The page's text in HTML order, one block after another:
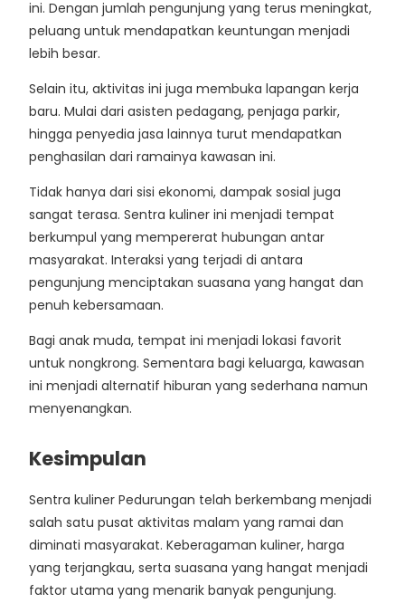
ini. Dengan jumlah pengunjung yang terus meningkat,
peluang untuk mendapatkan keuntungan menjadi
lebih besar.
Selain itu, aktivitas ini juga membuka lapangan kerja
baru. Mulai dari asisten pedagang, penjaga parkir,
hingga penyedia jasa lainnya turut mendapatkan
penghasilan dari ramainya kawasan ini.
Tidak hanya dari sisi ekonomi, dampak sosial juga
sangat terasa. Sentra kuliner ini menjadi tempat
berkumpul yang mempererat hubungan antar
masyarakat. Interaksi yang terjadi di antara
pengunjung menciptakan suasana yang hangat dan
penuh kebersamaan.
Bagi anak muda, tempat ini menjadi lokasi favorit
untuk nongkrong. Sementara bagi keluarga, kawasan
ini menjadi alternatif hiburan yang sederhana namun
menyenangkan.
Kesimpulan
Sentra kuliner Pedurungan telah berkembang menjadi
salah satu pusat aktivitas malam yang ramai dan
diminati masyarakat. Keberagaman kuliner, harga
yang terjangkau, serta suasana yang hangat menjadi
faktor utama yang menarik banyak pengunjung.